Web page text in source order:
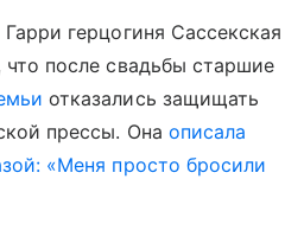
герцогиня Сассекская
после свадьбы старшие
отказались защищать
прессы. Она описала
«Меня просто бросили